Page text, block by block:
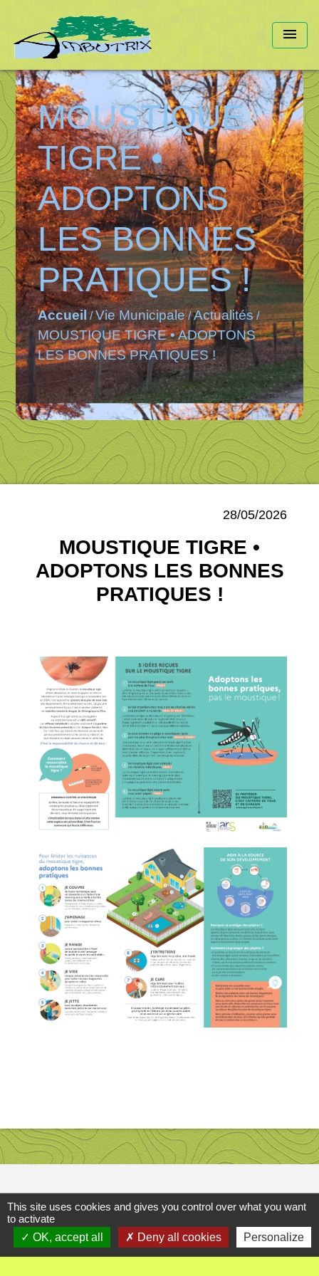
menu
MOUSTIQUE
TIGRE •
ADOPTONS
LES BONNES
PRATIQUES !
Accueil /Vie Municipale/Actualités/
MOUSTIQUE TIGRE • ADOPTONS
LES BONNES PRATIQUES !
28/05/2026
MOUSTIQUE TIGRE •
ADOPTONS LES BONNES
PRATIQUES !
Contact
Commune d'Ambutrix
This site uses cookies and gives you control over what you want
to activate
OK, accept all
Deny all cookies Personalize